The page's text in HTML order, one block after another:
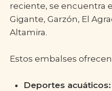
reciente, se encuentra
Gigante, Garzón, El
Altamira.
Estos embalses
Deportes acuáticos: